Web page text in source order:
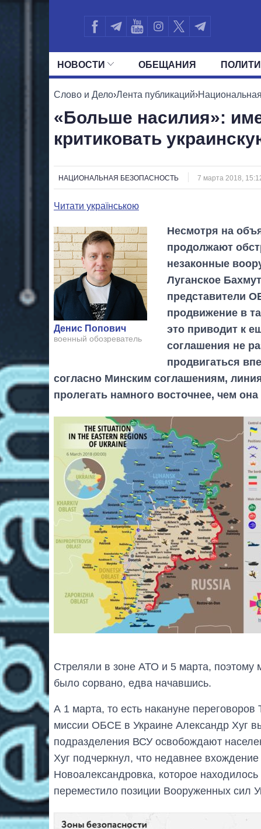
НОВОСТИ ОБЕЩАНИЯ
ВСЕ ПОЛИТИКИ ПРЕЗИДЕНТ И
Слово и Дело›Лента публикаций›
«Больше насилия»:
критиковать
НАЦИОНАЛЬНАЯ БЕЗОПАСНОСТЬ 7 марта 2018,
Читати українською
Денис Попович
военный обозреватель
Несмотря на
продолжают
незаконные
Луганское
представители
продвижение в
это приводит к
соглашения не
продвигаться
согласно Минским соглашениям,
пролегать намного восточнее, чем
Стреляли в зоне АТО и 5 марта, поэтому
было сорвано, едва начавшись.
А 1 марта, то есть накануне
миссии ОБСЕ в Украине Александр Хуг
подразделения ВСУ освобождают
Хуг подчеркнул, что недавнее
Новоалександровка, которое
переместило позиции Вооруженных сил